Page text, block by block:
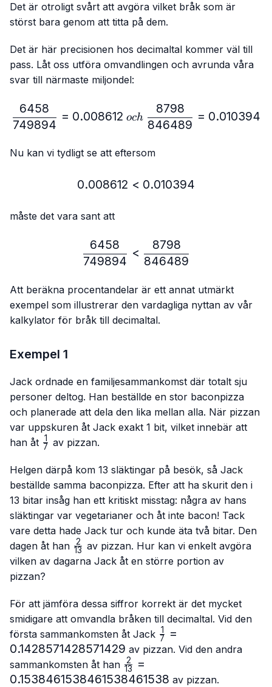
Det är otroligt svårt att avgöra vilket bråk som är
störst bara genom att titta på dem.
Det är här precisionen hos decimaltal kommer väl till
pass. Låt oss utföra omvandlingen och avrunda våra
svar till närmaste miljondel:
749894
6458
= 0.008612 och 846489
8798
= 0.010394
Nu kan vi tydligt se att eftersom
0.008612 < 0.010394
0.008612 < 0.010394
måste det vara sant att
\frac{6458}{749894} <
749894
6458
<
846489
8798
Att beräkna procentandelar är ett annat utmärkt
exempel som illustrerar den vardagliga nyttan av vår
kalkylator för bråk till decimaltal.
Exempel 1
Jack ordnade en familjesammankomst där totalt sju
personer deltog. Han beställde en stor baconpizza
och planerade att dela den lika mellan alla. När pizzan
var uppskuren åt Jack exakt 1 bit, vilket innebär att
han åt \frac{1}
7
1 av pizzan.
Helgen därpå kom 13 släktingar på besök, så Jack
beställde samma baconpizza. Efter att ha skurit den i
13 bitar insåg han ett kritiskt misstag: några av hans
släktingar var vegetarianer och åt inte bacon! Tack
vare detta hade Jack tur och kunde äta två bitar. Den
dagen åt han \frac{2}
{13}
13
2
av pizzan. Hur kan vi enkelt avgöra
vilken av dagarna Jack åt en större portion av
pizzan?
För att jämföra dessa siffror korrekt är det mycket
smidigare att omvandla bråken till decimaltal. Vid den
första sammankomsten åt Jack \frac{1}
7
1
=
0.1428571428571429 av pizzan. Vid den andra
sammankomsten åt han \frac{2}
13
2
=
0.1538461538461538461538 av pizzan.